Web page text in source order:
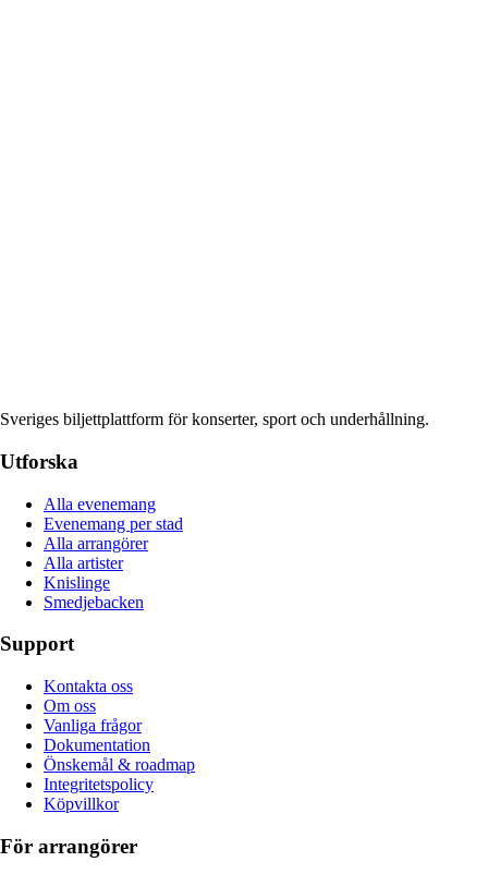
Sveriges biljettplattform för konserter, sport och underhållning.
Utforska
Alla evenemang
Evenemang per stad
Alla arrangörer
Alla artister
Knislinge
Smedjebacken
Support
Kontakta oss
Om oss
Vanliga frågor
Dokumentation
Önskemål & roadmap
Integritetspolicy
Köpvillkor
För arrangörer